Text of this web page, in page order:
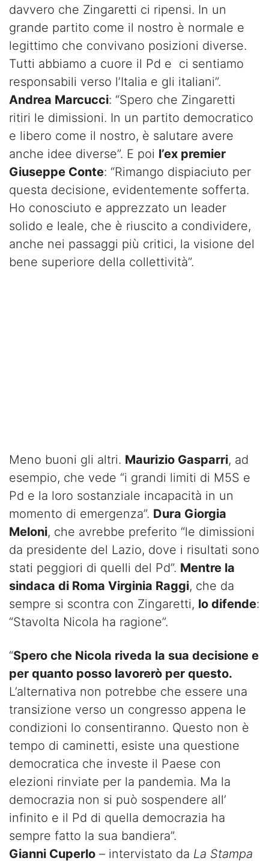
davvero che Zingaretti ci ripensi. In un
grande partito come il nostro è normale e
legittimo che convivano posizioni diverse.
Tutti abbiamo a cuore il Pd e ci sentiamo
responsabili verso l’Italia e gli italiani”.
Andrea Marcucci: “Spero che Zingaretti
ritiri le dimissioni. In un partito democratico
e libero come il nostro, è salutare avere
anche idee diverse”. E poi l’ex premier
Giuseppe Conte: “Rimango dispiaciuto per
questa decisione, evidentemente sofferta.
Ho conosciuto e apprezzato un leader
solido e leale, che è riuscito a condividere,
anche nei passaggi più critici, la visione del
bene superiore della collettività”.
Meno buoni gli altri. Maurizio Gasparri, ad
esempio, che vede “i grandi limiti di M5S e
Pd e la loro sostanziale incapacità in un
momento di emergenza”. Dura Giorgia
Meloni, che avrebbe preferito “le dimissioni
da presidente del Lazio, dove i risultati sono
stati peggiori di quelli del Pd”. Mentre la
sindaca di Roma Virginia Raggi, che da
sempre si scontra con Zingaretti, lo difende:
“Stavolta Nicola ha ragione”.
“Spero che Nicola riveda la sua decisione e
per quanto posso lavorerò per questo.
L’alternativa non potrebbe che essere una
transizione verso un congresso appena le
condizioni lo consentiranno. Questo non è
tempo di caminetti, esiste una questione
democratica che investe il Paese con
elezioni rinviate per la pandemia. Ma la
democrazia non si può sospendere all’
infinito e il Pd di quella democrazia ha
sempre fatto la sua bandiera”.
Gianni Cuperlo – intervistato da La Stampa